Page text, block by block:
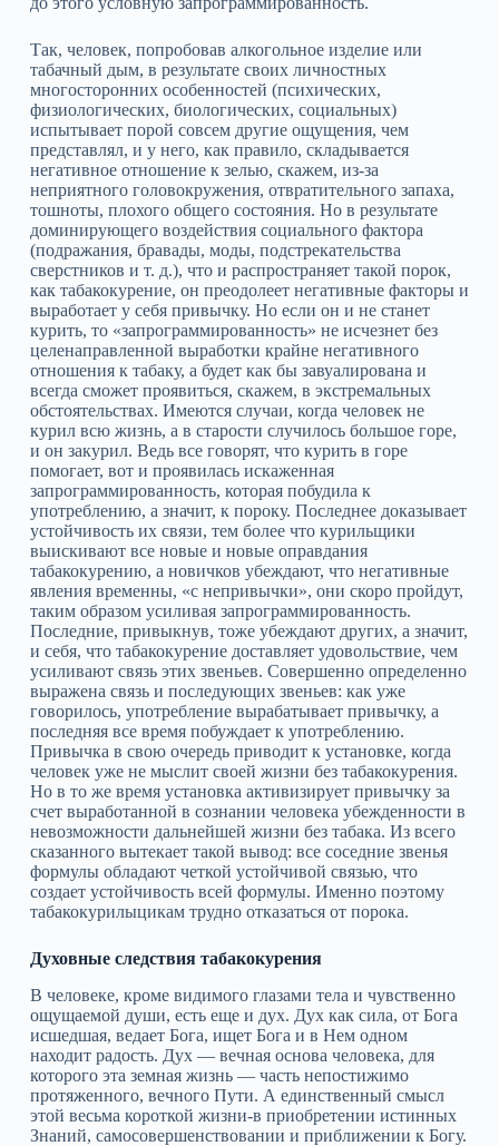
Так, человек, попробовав алкогольное изделие или
табачный дым, в результате своих личностных
многосторонних особенностей (психических,
физиологических, биологических, социальных)
испытывает порой совсем другие ощущения, чем
представлял, и у него, как правило, складывается
негативное отношение к зелью, скажем, из‑за
неприятного головокружения, отвратительного запаха,
тошноты, плохого общего состояния. Но в результате
доминирующего воздействия социального фактора
(подражания, бравады, моды, подстрекательства
сверстников и т. д.), что и распространяет такой порок,
как табакокурение, он преодолеет негативные факторы и
выработает у себя привычку. Но если он и не станет
курить, то «запрограммированность» не исчезнет без
целенаправленной выработки крайне негативного
отношения к табаку, а будет как бы завуалирована и
всегда сможет проявиться, скажем, в экстремальных
обстоятельствах. Имеются случаи, когда человек не
курил всю жизнь, а в старости случилось большое горе,
и он закурил. Ведь все говорят, что курить в горе
помогает, вот и проявилась искаженная
запрограммированность, которая побудила к
употреблению, а значит, к пороку. Последнее доказывает
устойчивость их связи, тем более что курильщики
выискивают все новые и новые оправдания
табакокурению, а новичков убеждают, что негативные
явления временны, «с непривычки», они скоро пройдут,
таким образом усиливая запрограммированность.
Последние, привыкнув, тоже убеждают других, а значит,
и себя, что табакокурение доставляет удовольствие, чем
усиливают связь этих звеньев. Совершенно определенно
выражена связь и последующих звеньев: как уже
говорилось, употребление вырабатывает привычку, а
последняя все время побуждает к употреблению.
Привычка в свою очередь приводит к установке, когда
человек уже не мыслит своей жизни без табакокурения.
Но в то же время установка активизирует привычку за
счет выработанной в сознании человека убежденности в
невозможности дальнейшей жизни без табака. Из всего
сказанного вытекает такой вывод: все соседние звенья
формулы обладают четкой устойчивой связью, что
создает устойчивость всей формулы. Именно поэтому
табакокурилыцикам трудно отказаться от порока.
Духовные следствия табакокурения
В человеке, кроме видимого глазами тела и чувственно
ощущаемой души, есть еще и дух. Дух как сила, от Бога
исшедшая, ведает Бога, ищет Бога и в Нем одном
находит радость. Дух — вечная основа человека, для
которого эта земная жизнь — часть непостижимо
протяженного, вечного Пути. А единственный смысл
этой весьма короткой жизни‑в приобретении истинных
Знаний, самосовершенствовании и приближении к Богу.